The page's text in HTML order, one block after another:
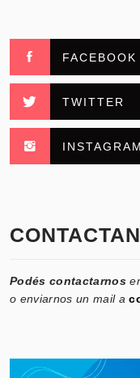
FACEBOOK
TWITTER
INSTAGRAM
Podés contactarnos
o enviarnos un mail a